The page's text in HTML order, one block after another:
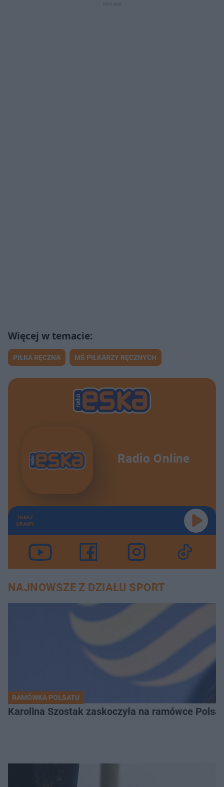
PIŁKA RĘCZNA MŚ PIŁKARZY RĘCZNYCH
Radio Online
TERAZ
GRAMY
NAJNOWSZE Z DZIAŁU SPORT
RAMÓWKA POLSATU
Karolina Szostak zaskoczyła na ramówce